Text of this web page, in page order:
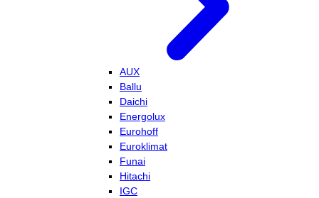
AUX
Ballu
Daichi
Energolux
Eurohoff
Euroklimat
Funai
Hitachi
IGC